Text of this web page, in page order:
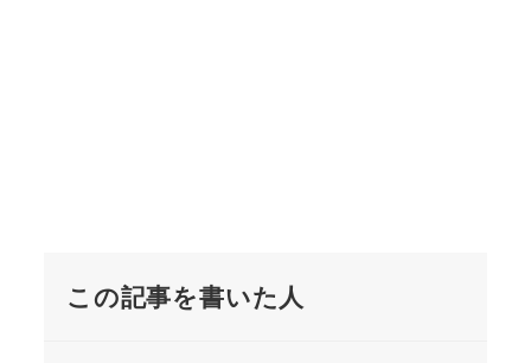
この記事を書いた人